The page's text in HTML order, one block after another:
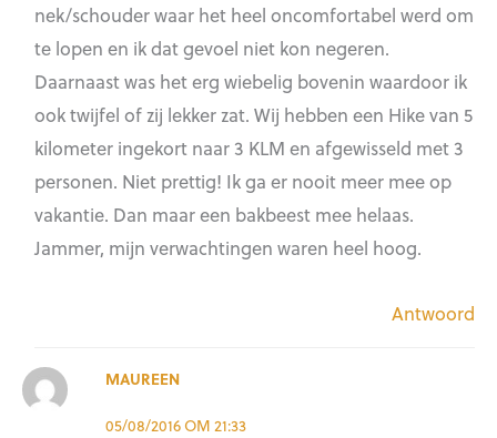
nek/schouder waar het heel oncomfortabel werd om
te lopen en ik dat gevoel niet kon negeren.
Daarnaast was het erg wiebelig bovenin waardoor ik
ook twijfel of zij lekker zat. Wij hebben een Hike van 5
kilometer ingekort naar 3 KLM en afgewisseld met 3
personen. Niet prettig! Ik ga er nooit meer mee op
vakantie. Dan maar een bakbeest mee helaas.
Jammer, mijn verwachtingen waren heel hoog.
Antwoord
MAUREEN
05/08/2016 OM 21:33